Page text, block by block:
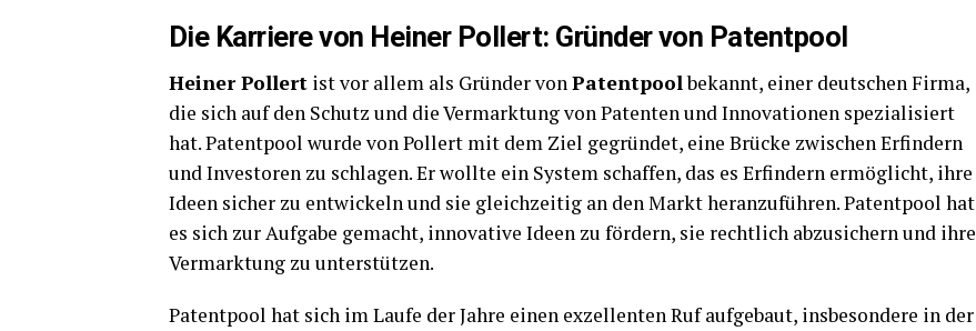
Die Karriere von Heiner Pollert: Gründer von Patentpool
Heiner Pollert ist vor allem als Gründer vonPatentpoolbekannt, einer deutschen Firma,
die sich auf den Schutz und die Vermarktung von Patenten und Innovationen spezialisiert
hat. Patentpool wurde von Pollert mit dem Ziel gegründet, eine Brücke zwischen Erfindern
und Investoren zu schlagen. Er wollte ein System schaffen, das es Erfindern ermöglicht, ihre
Ideen sicher zu entwickeln und sie gleichzeitig an den Markt heranzuführen. Patentpool hat
es sich zur Aufgabe gemacht, innovative Ideen zu fördern, sie rechtlich abzusichern und ihre
Vermarktung zu unterstützen.
Patentpool hat sich im Laufe der Jahre einen exzellenten Ruf aufgebaut, insbesondere in der